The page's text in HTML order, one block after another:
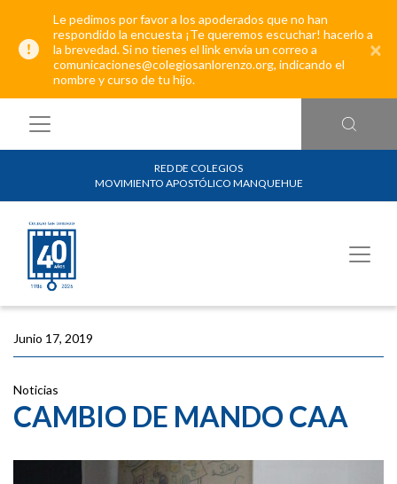
Le pedimos por favor a los apoderados que no han
respondido la encuesta ¡Te queremos escuchar! hacerlo a
la brevedad. Si no tienes el link envía un correo a
comunicaciones@colegiosanlorenzo.org, indicando el
nombre y curso de tu hijo.
×
RED DE COLEGIOS
MOVIMIENTO APOSTÓLICO MANQUEHUE
Junio 17, 2019
Noticias
CAMBIO DE MANDO CAA